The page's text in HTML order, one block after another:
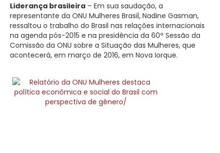
Liderança brasileira – Em sua saudação, a
representante da ONU Mulheres Brasil, Nadine Gasman,
ressaltou o trabalho do Brasil nas relações internacionais
na agenda pós-2015 e na presidência da 60ª Sessão da
Comissão da ONU sobre a Situação das Mulheres, que
acontecerá, em março de 2016, em Nova Iorque.